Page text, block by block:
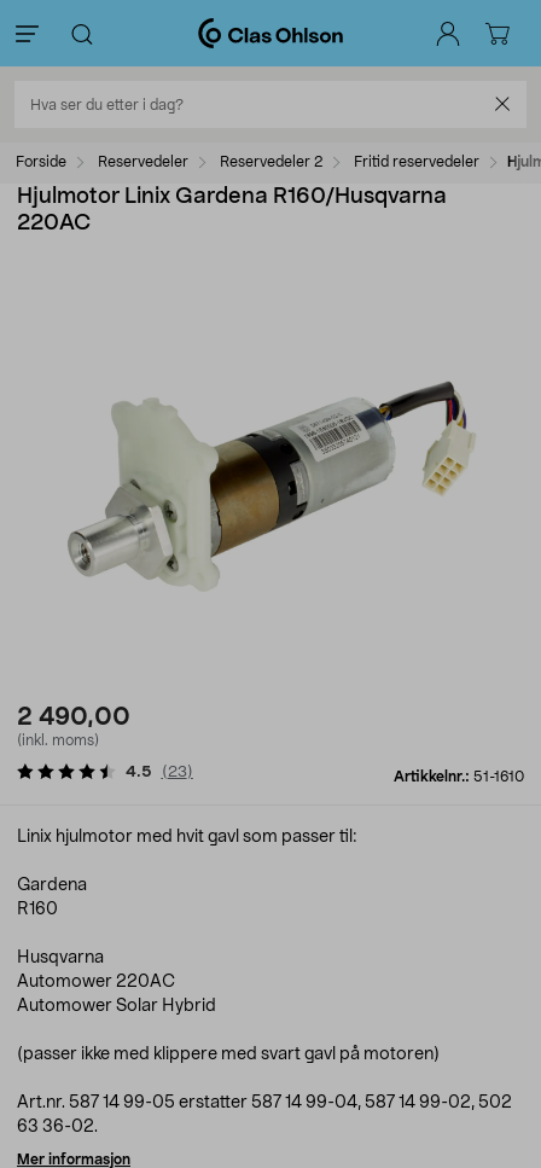
Forside Reservedeler Reservedeler 2 Fritid reservedeler
Hjulmotor Linix Gardena R160/Husqvarna
220AC
2 490,00
(inkl. moms)
Artikkelnr.: 51-1610
4.5 ( 23)
Linix hjulmotor med hvit gavl som passer til:
Gardena
R160
Husqvarna
Automower 220AC
Automower Solar Hybrid
(passer ikke med klippere med svart gavl på motoren)
Art.nr. 587 14 99-05 erstatter 587 14 99-04, 587 14 99-02, 502
63 36-02.
Mer informasjon